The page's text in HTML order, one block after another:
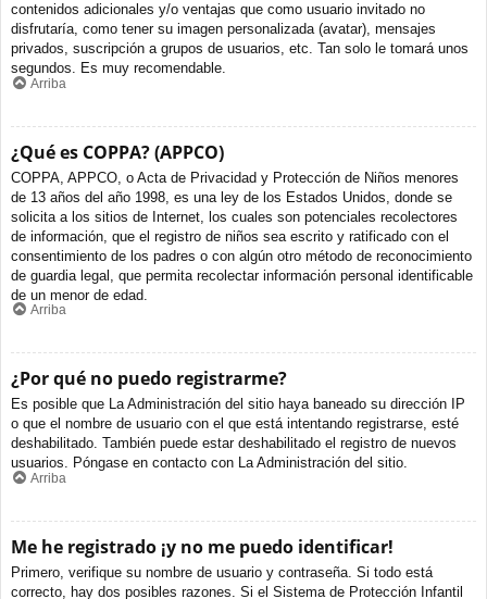
contenidos adicionales y/o ventajas que como usuario invitado no
disfrutaría, como tener su imagen personalizada (avatar), mensajes
privados, suscripción a grupos de usuarios, etc. Tan solo le tomará unos
segundos. Es muy recomendable.
Arriba
¿Qué es COPPA? (APPCO)
COPPA, APPCO, o Acta de Privacidad y Protección de Niños menores
de 13 años del año 1998, es una ley de los Estados Unidos, donde se
solicita a los sitios de Internet, los cuales son potenciales recolectores
de información, que el registro de niños sea escrito y ratificado con el
consentimiento de los padres o con algún otro método de reconocimiento
de guardia legal, que permita recolectar información personal identificable
de un menor de edad.
Arriba
¿Por qué no puedo registrarme?
Es posible que La Administración del sitio haya baneado su dirección IP
o que el nombre de usuario con el que está intentando registrarse, esté
deshabilitado. También puede estar deshabilitado el registro de nuevos
usuarios. Póngase en contacto con La Administración del sitio.
Arriba
Me he registrado ¡y no me puedo identificar!
Primero, verifique su nombre de usuario y contraseña. Si todo está
correcto, hay dos posibles razones. Si el Sistema de Protección Infantil